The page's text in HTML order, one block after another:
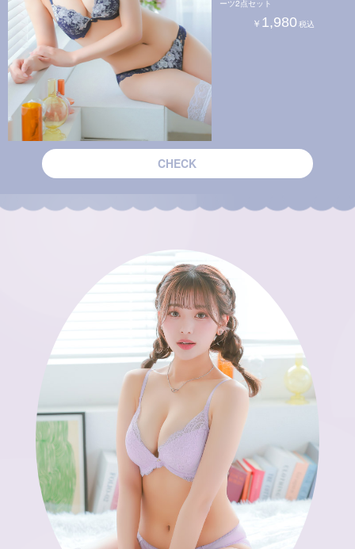
ーツ2点セット
1,980
CHECK